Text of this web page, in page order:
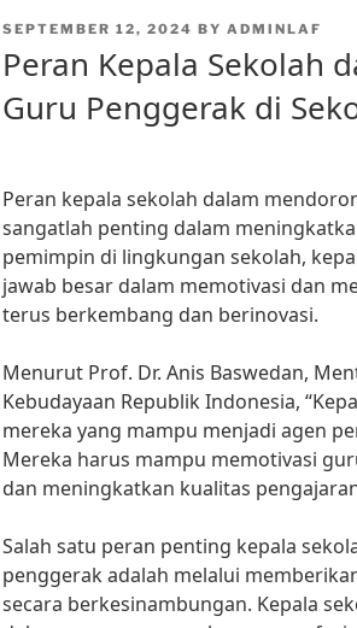
POSTED
SEPTEMBER 12, 2024 BY ADMINLAF
Peran Kepala Sekolah
Guru Penggerak di
Peran kepala sekolah dalam
sangatlah penting dalam
pemimpin di lingkungan sekolah,
jawab besar dalam memotivasi dan
terus berkembang dan berinovasi.
Menurut Prof. Dr. Anis Baswedan,
Kebudayaan Republik Indonesia,
mereka yang mampu menjadi agen
Mereka harus mampu memotivasi
dan meningkatkan kualitas
Salah satu peran penting kepala
penggerak adalah melalui
secara berkesinambungan. Kepala